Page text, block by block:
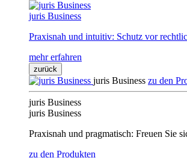
juris Business
Praxisnah und intuitiv: Schutz vor
mehr erfahren
zurück
juris Business zu den
juris Business
juris Business
Praxisnah und pragmatisch: Freuen Sie
zu den Produkten